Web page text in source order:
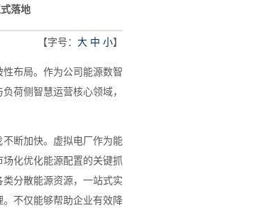
落地
【字号： 大 中 小】
布局。作为公司能源数智
荷侧智慧运营核心领域，
断加快。虚拟电厂作为能
化优化能源配置的关键抓
分散能源资源，一站式实
不仅能够帮助企业有效降